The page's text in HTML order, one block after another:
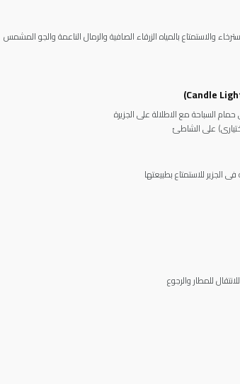
والاستمتاع بالمياه الزرقاء الصافية والرمال الناعمة والجو
حمام السباحة مع الاطلالة على الجزيرة
على الشاطئ
الجزير للاستمتاع بطبيعتها
للمطار والرجوع